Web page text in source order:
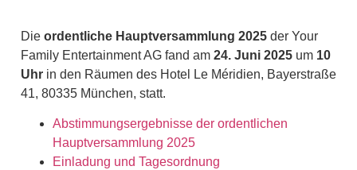
Die ordentliche Hauptversammlung 2025 der Your
Family Entertainment AG fand am 24. Juni 2025 um 10
Uhr in den Räumen des Hotel Le Méridien, Bayerstraße
41, 80335 München, statt.
Abstimmungsergebnisse der ordentlichen
Hauptversammlung 2025
Einladung und Tagesordnung